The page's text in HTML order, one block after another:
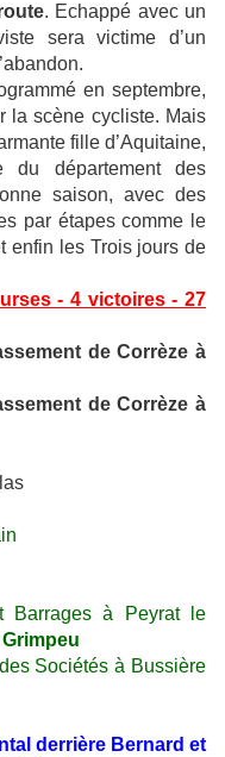
. Echappé avec un
sera victime d’un
en septembre,
la scène cycliste. Mais
fille d’Aquitaine,
du département des
saison, avec des
par étapes comme le
enfin les Trois jours de
- 4 victoires - 27
de Corrèze à
de Corrèze à
Barrages à Peyrat le
Sociétés à Bussière
derrière Bernard et